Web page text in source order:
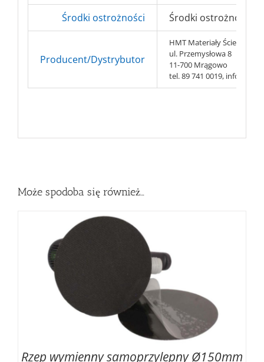
Środki ostrożności Środki ostrożności
Producent/Dystrybutor
HMT Materiały Ścierne s.c.
ul. Przemysłowa 8
11-700 Mrągowo
tel. 89 741 0019,
Może spodoba się również…
Rzep wymienny samoprzylepny Ø150mm